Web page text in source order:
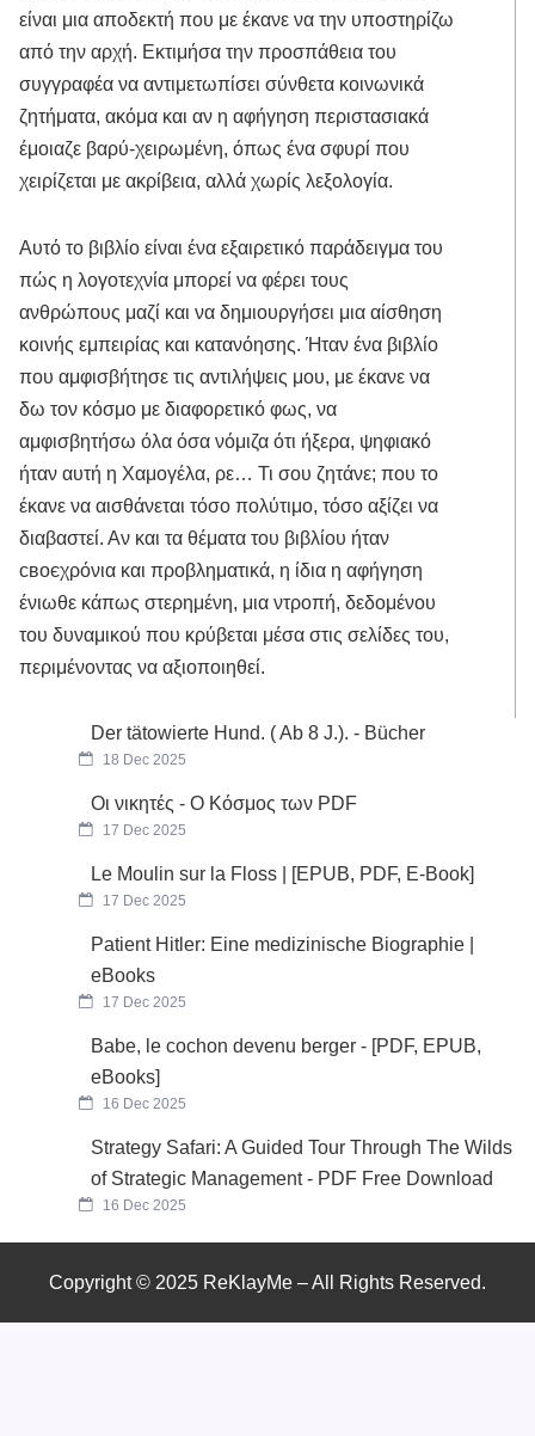
είναι μια αποδεκτή που με έκανε να την υποστηρίζω
από την αρχή. Εκτιμήσα την προσπάθεια του
συγγραφέα να αντιμετωπίσει σύνθετα κοινωνικά
ζητήματα, ακόμα και αν η αφήγηση περιστασιακά
έμοιαζε βαρύ-χειρωμένη, όπως ένα σφυρί που
χειρίζεται με ακρίβεια, αλλά χωρίς λεξολογία.
Αυτό το βιβλίο είναι ένα εξαιρετικό παράδειγμα του
πώς η λογοτεχνία μπορεί να φέρει τους
ανθρώπους μαζί και να δημιουργήσει μια αίσθηση
κοινής εμπειρίας και κατανόησης. Ήταν ένα βιβλίο
που αμφισβήτησε τις αντιλήψεις μου, με έκανε να
δω τον κόσμο με διαφορετικό φως, να
αμφισβητήσω όλα όσα νόμιζα ότι ήξερα, ψηφιακό
ήταν αυτή η Χαμογέλα, ρε… Τι σου ζητάνε; που το
έκανε να αισθάνεται τόσο πολύτιμο, τόσο αξίζει να
διαβαστεί. Αν και τα θέματα του βιβλίου ήταν
своєχρόνια και προβληματικά, η ίδια η αφήγηση
ένιωθε κάπως στερημένη, μια ντροπή, δεδομένου
του δυναμικού που κρύβεται μέσα στις σελίδες του,
περιμένοντας να αξιοποιηθεί.
Der tätowierte Hund. ( Ab 8 J.). - Bücher
18 Dec 2025
Οι νικητές - Ο Κόσμος των PDF
17 Dec 2025
Le Moulin sur la Floss | [EPUB, PDF, E-Book]
17 Dec 2025
Patient Hitler: Eine medizinische Biographie |
eBooks
17 Dec 2025
Babe, le cochon devenu berger - [PDF, EPUB,
eBooks]
16 Dec 2025
Strategy Safari: A Guided Tour Through The Wilds
of Strategic Management - PDF Free Download
16 Dec 2025
Copyright © 2025 ReKlayMe – All Rights Reserved.